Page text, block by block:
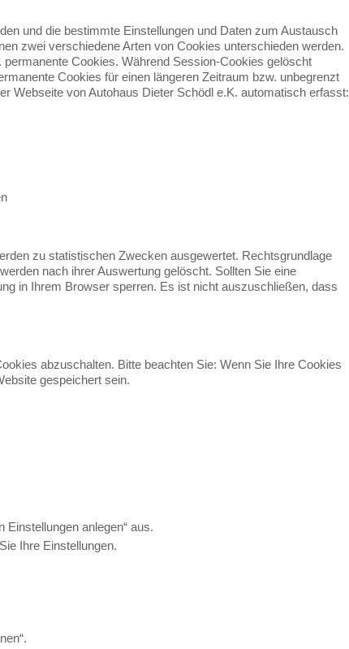
und die bestimmte Einstellungen und Daten zum Austausch
zwei verschiedene Arten von Cookies unterschieden werden.
Cookies. Während Session-Cookies gelöscht
Cookies für einen längeren Zeitraum bzw. unbegrenzt
Webseite von Autohaus Dieter Schödl e.K. automatisch erfasst:
zu statistischen Zwecken ausgewertet. Rechtsgrundlage
nach ihrer Auswertung gelöscht. Sollten Sie eine
in Ihrem Browser sperren. Es ist nicht auszuschließen, dass
abzuschalten. Bitte beachten Sie: Wenn Sie Ihre Cookies
gespeichert sein.
Einstellungen anlegen“ aus.
Ihre Einstellungen.